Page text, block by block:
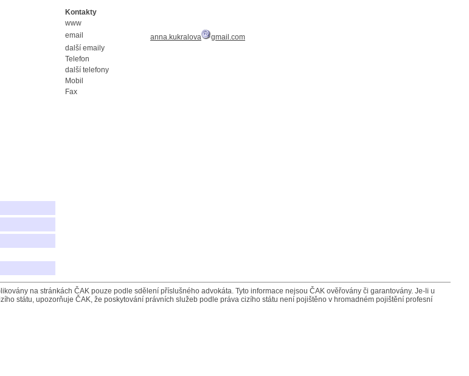
Kontakty
www
email
anna.kukralova
gmail.com
další emaily
Telefon
další telefony
Mobil
Fax
na stránkách ČAK pouze podle sdělení příslušného advokáta. Tyto informace nejsou ČAK ověřovány či garantovány. Je-li u
státu, upozorňuje ČAK, že poskytování právních služeb podle práva cizího státu není pojištěno v hromadném pojištění profesní